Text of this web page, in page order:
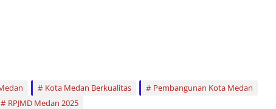
Kota Medan Berkualitas
Pembangunan Kota Medan
RPJMD Medan 2025